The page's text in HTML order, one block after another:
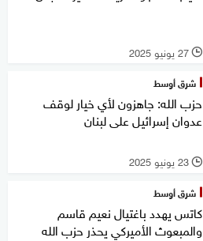
l 27 يونيو 2025
شرق أوسط
حزب الله: جاهزون لأي خيار لوقف
عدوان إسرائيل على لبنان
l 23 يونيو 2025
شرق أوسط
كاتس يهدد باغتيال نعيم قاسم
والمبعوث الأميركي يحذر حزب الله